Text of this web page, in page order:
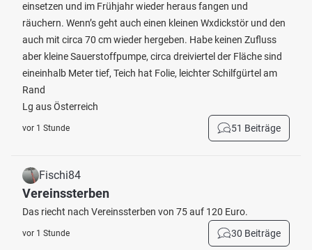
einsetzen und im Frühjahr wieder heraus fangen und
räuchern. Wenn’s geht auch einen kleinen Wxdickstör und den
auch mit circa 70 cm wieder hergeben. Habe keinen Zufluss
aber kleine Sauerstoffpumpe, circa dreiviertel der Fläche sind
eineinhalb Meter tief, Teich hat Folie, leichter Schilfgürtel am
Rand
Lg aus Österreich
vor 1 Stunde 51 Beiträge
Fischi84
Vereinssterben
Das riecht nach Vereinssterben von 75 auf 120 Euro.
vor 1 Stunde 30 Beiträge